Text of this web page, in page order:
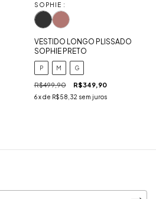
SOPHIE :
VESTIDO LONGO PLISSADO
SOPHIE PRETO
P M G
R$499,90 R$349,90
6 x de R$58,32 sem juros